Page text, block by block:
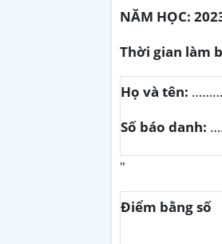
NĂM HỌC: 20
Thời gian làm b
Họ và tên:
Số báo danh:
"
Điểm bằng số